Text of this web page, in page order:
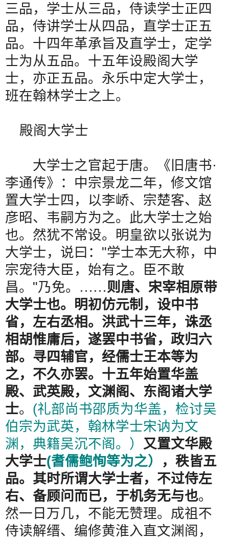
三品，学士从三品，侍读学士正四
品，侍讲学士从四品，直学士正五
品。十四年革承旨及直学士，定学
士为从五品。十五年设殿阁大学
士，亦正五品。永乐中定大学士，
班在翰林学士之上。
殿阁大学士
大学士之官起于唐。《旧唐书·
李通传》：中宗景龙二年，修文馆
置大学士四，以李峤、宗楚客、赵
彦昭、韦嗣方为之。此大学士之始
也。然犹不常设。明皇欲以张说为
大学士，说曰： "学士本无大称，中
宗宠待大臣，始有之。臣不敢
昌。 "乃免。 ……则唐、宋宰相原带
大学士也。明初仿元制，设中书
省，左右丞相。洪武十三年，诛丞
相胡惟庸后，遂罢中书省，政归六
部。寻四辅官，经儒士王本等为
之，不久亦罢。十五年始置华盖
殿、武英殿，文渊阁、东阁诸大学
士。 (礼部尚书邵质为华盖，检讨吴
伯宗为武英，翰林学士宋讷为文
渊，典籍吴沉不阁。） 又置文华殿
大学士(耆儒鲍恂等为之）
，秩皆五
品。其时所谓大学士者，不过侍左
右、备顾问而已，于机务无与也。
然一日万几，不能无赞理。成祖不
侍读解缙、编修黄淮入直文渊阁，